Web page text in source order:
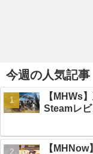
今週の人気記事
【MHWs
Steamレ
【